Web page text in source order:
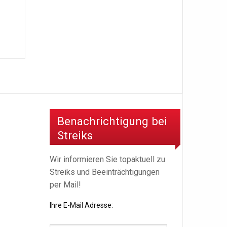
Benachrichtigung bei
Streiks
Wir informieren Sie topaktuell zu
Streiks und Beeinträchtigungen
per Mail!
Ihre E-Mail Adresse: